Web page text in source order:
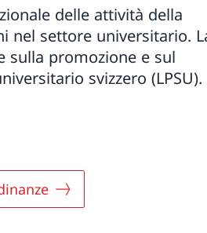
delle attività della
nel settore universitario.
sulla promozione e sul
svizzero (LPSU).